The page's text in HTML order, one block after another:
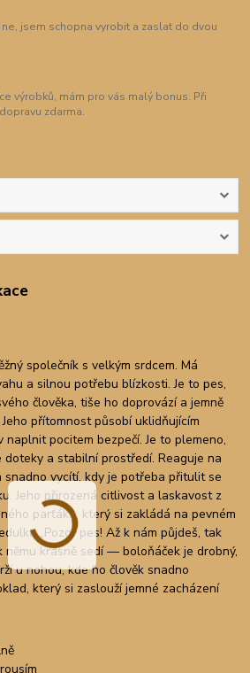
jsem schopna vyrobit a zaslat do dvou
výrobků, mám pro vás malý bonus. Při
zdarma.
společník s velkým srdcem. Má
a silnou potřebu blízkosti. Je to pes,
člověka, tiše ho doprovází a jemně
přítomnost působí uklidňujícím
naplnit pocitem bezpečí. Je to plemeno,
a stabilní prostředí. Reaguje na
vycítí, kdy je potřeba přitulit se
Jeho přirozená citlivost a laskavost z
parťáka, který si zakládá na pevném
„Pozor pes! Až k nám půjdeš, tak
němu krásně sedí — boloňáček je drobný,
u nohou, kde ho člověk snadno
který si zaslouží jemné zacházení